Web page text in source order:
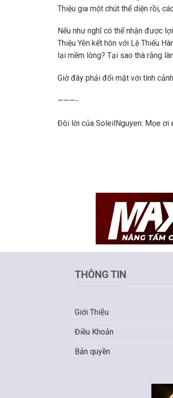
Thiệu gia một chút thể diện rồi,
Nếu như nghĩ có thể nhận được
Thiệu Yên kết hôn với Lệ Thiếu
lại mềm lòng? Tại sao thà rằng
Giờ đây phải đối mặt với tình
———-
Đôi lời của SoleilNguyen: Mọe ơi
THÔNG TIN
Giới Thiệu
Điều Khoản
Bản quyền